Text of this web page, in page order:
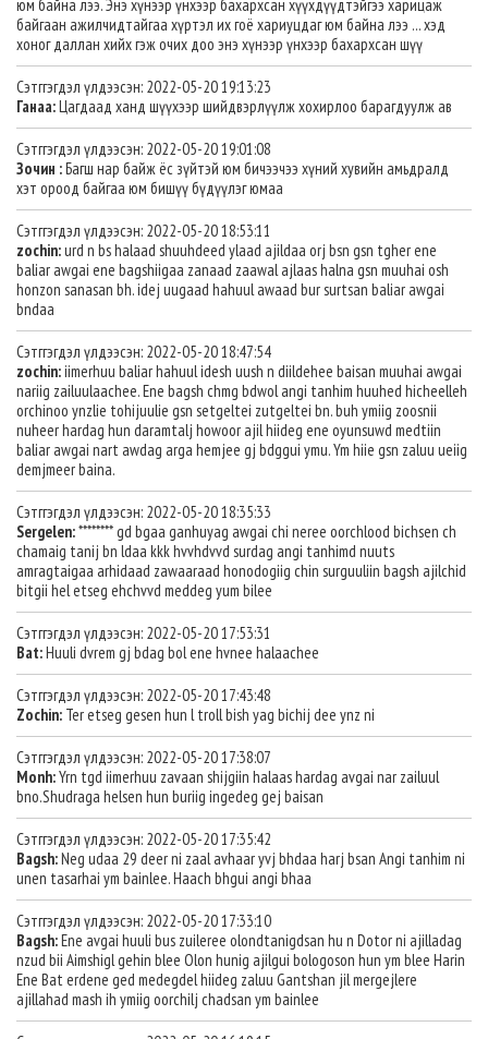
юм байна лээ. Энэ хүнээр үнхээр бахархсан хүүхдүүдтэйгээ харицаж
байгаан ажилчидтайгаа хүртэл их гоё хариуцдаг юм байна лээ ... хэд
хоног даллан хийх гэж очих доо энэ хүнээр үнхээр бахархсан шүү
Сэтггэгдэл үлдээсэн: 2022-05-20 19:13:23
Ганаа:Цагдаад ханд шүүхээр шийдвэрлүүлж хохирлоо барагдуулж ав
Сэтггэгдэл үлдээсэн: 2022-05-20 19:01:08
Зочин :Багш нар байж ёс зүйтэй юм бичээчээ хүний хувийн амьдралд
хэт ороод байгаа юм бишүү бүдүүлэг юмаа
Сэтггэгдэл үлдээсэн: 2022-05-20 18:53:11
zochin:urd n bs halaad shuuhdeed ylaad ajildaa orj bsn gsn tgher ene
baliar awgai ene bagshiigaa zanaad zaawal ajlaas halna gsn muuhai osh
honzon sanasan bh. idej uugaad hahuul awaad bur surtsan baliar awgai
bndaa
Сэтггэгдэл үлдээсэн: 2022-05-20 18:47:54
zochin:iimerhuu baliar hahuul idesh uush n diildehee baisan muuhai awgai
nariig zailuulaachee. Ene bagsh chmg bdwol angi tanhim huuhed hicheelleh
orchinoo ynzlie tohijuulie gsn setgeltei zutgeltei bn. buh ymiig zoosnii
nuheer hardag hun daramtalj howoor ajil hiideg ene oyunsuwd medtiin
baliar awgai nart awdag arga hemjee gj bdggui ymu. Ym hiie gsn zaluu ueiig
demjmeer baina.
Сэтггэгдэл үлдээсэн: 2022-05-20 18:35:33
Sergelen:******** gd bgaa ganhuyag awgai chi neree oorchlood bichsen ch
chamaig tanij bn ldaa kkk hvvhdvvd surdag angi tanhimd nuuts
amragtaigaa arhidaad zawaaraad honodogiig chin surguuliin bagsh ajilchid
bitgii hel etseg ehchvvd meddeg yum bilee
Сэтггэгдэл үлдээсэн: 2022-05-20 17:53:31
Bat:Huuli dvrem gj bdag bol ene hvnee halaachee
Сэтггэгдэл үлдээсэн: 2022-05-20 17:43:48
Zochin: Ter etseg gesen hun l troll bish yag bichij dee ynz ni
Сэтггэгдэл үлдээсэн: 2022-05-20 17:38:07
Monh:Yrn tgd iimerhuu zavaan shijgiin halaas hardag avgai nar zailuul
bno.Shudraga helsen hun buriig ingedeg gej baisan
Сэтггэгдэл үлдээсэн: 2022-05-20 17:35:42
Bagsh:Neg udaa 29 deer ni zaal avhaar yvj bhdaa harj bsan Angi tanhim ni
unen tasarhai ym bainlee. Haach bhgui angi bhaa
Сэтггэгдэл үлдээсэн: 2022-05-20 17:33:10
Bagsh:Ene avgai huuli bus zuileree olondtanigdsan hu n Dotor ni ajilladag
nzud bii Aimshigl gehin blee Olon hunig ajilgui bologoson hun ym blee Harin
Ene Bat erdene ged medegdel hiideg zaluu Gantshan jil mergejlere
ajillahad mash ih ymiig oorchilj chadsan ym bainlee